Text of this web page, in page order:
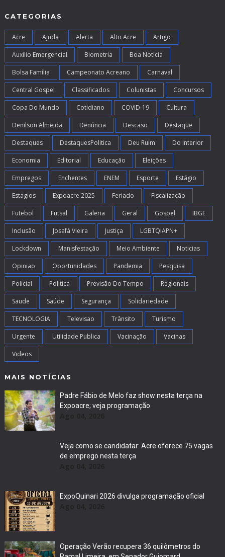
CATEGORIAS
Acre Ajuda Alerta Alto Acre Artigo
Auxilio Emergencial Biometria Boa Notícia
Bolsa Família Campeonato Acreano Carnaval
Central Gospel Classificados Colunistas Concursos
Copa Do Mundo Cotidiano COVID-19 Cultura
Denilson Almeida Denúncia Descaso Destaque
Destaques DestaquesPolitica Deu Ruim Do Interior
Economia Editorial Educação Eleições
Empregos Enchentes ENEM Esporte Estágio
Estagios Expoacre 2025 Feriado Fiscalização
Futebol Futsal Galeria Geral Gospel IBGE
Inclusão Josafá Vieira Justiça LGBTQIAPN+
Lockdown Manisfestação Meio Ambiente Noticias
Opiniao Oportunidades Pandemia Pesquisa
Policial Politica Previsão Do Tempo Regionais
Saude Saúde Segurança Solidariedade
TECNOLOGIA Televisao Trânsito Turismo
Urgente Utilidade Publica Vacinação Vacinas
Videos
MAIS NOTÍCIAS
Padre Fábio de Melo faz show nesta terça na
Expoacre; veja programação
Veja como se candidatar: Acre oferece 75 vagas
de emprego nesta terça
ExpoQuinari 2026 divulga programação oficial
Operação Verão recupera 36 quilômetros do